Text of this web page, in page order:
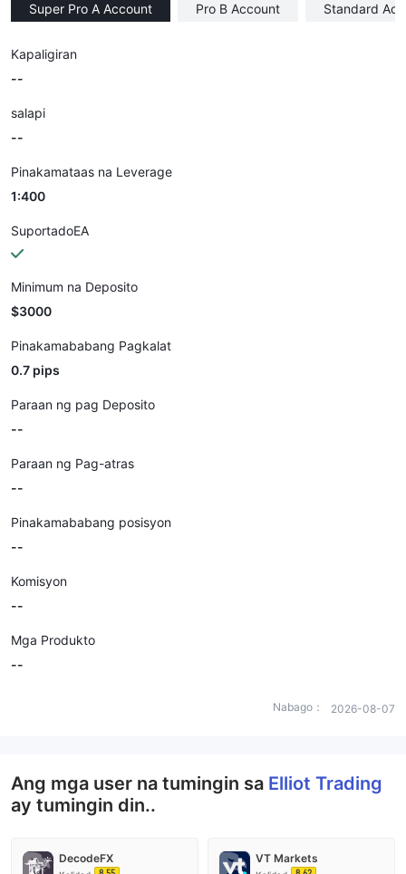
Super Pro A Account Pro B Account Standard
Kapaligiran
--
salapi
--
Pinakamataas na Leverage
1:400
SuportadoEA
Minimum na Deposito
$3000
Pinakamababang Pagkalat
0.7 pips
Paraan ng pag Deposito
--
Paraan ng Pag-atras
--
Pinakamababang posisyon
--
Komisyon
--
Mga Produkto
--
Nabago： 2026-08-07
Ang mga user na tumingin sa Elliot Trading
ay tumingin din..
DecodeFX VT Markets